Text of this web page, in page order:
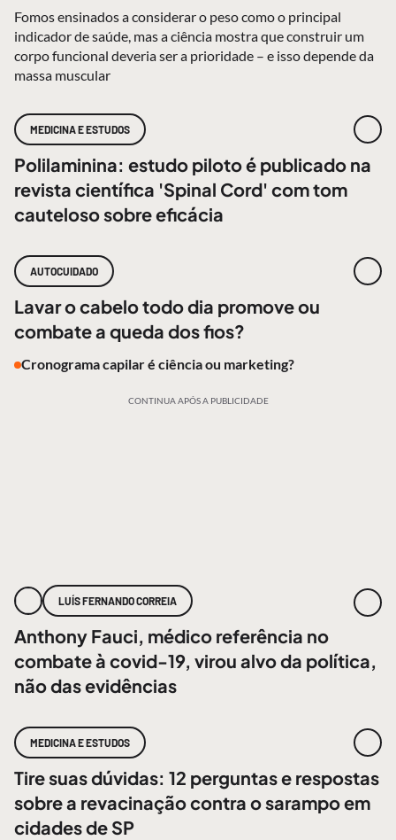
Fomos ensinados a considerar o peso como o principal
indicador de saúde, mas a ciência mostra que construir um
corpo funcional deveria ser a prioridade – e isso depende da
massa muscular
MEDICINA E ESTUDOS
Polilaminina: estudo piloto é publicado na
revista científica 'Spinal Cord' com tom
cauteloso sobre eficácia
AUTOCUIDADO
Lavar o cabelo todo dia promove ou
combate a queda dos fios?
Cronograma capilar é ciência ou marketing?
CONTINUA APÓS A PUBLICIDADE
LUÍS FERNANDO CORREIA
Anthony Fauci, médico referência no
combate à covid-19, virou alvo da política,
não das evidências
MEDICINA E ESTUDOS
Tire suas dúvidas: 12 perguntas e respostas
sobre a revacinação contra o sarampo em
cidades de SP